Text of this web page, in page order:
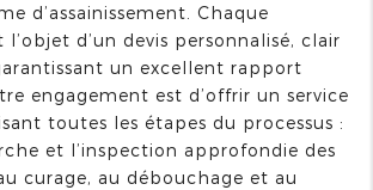
d’assainissement. Chaque
d’un devis personnalisé, clair
un excellent rapport
engagement est d’offrir un service
toutes les étapes du processus :
et l’inspection approfondie des
curage, au débouchage et au